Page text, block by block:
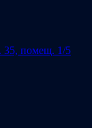
35, помещ. 1/5